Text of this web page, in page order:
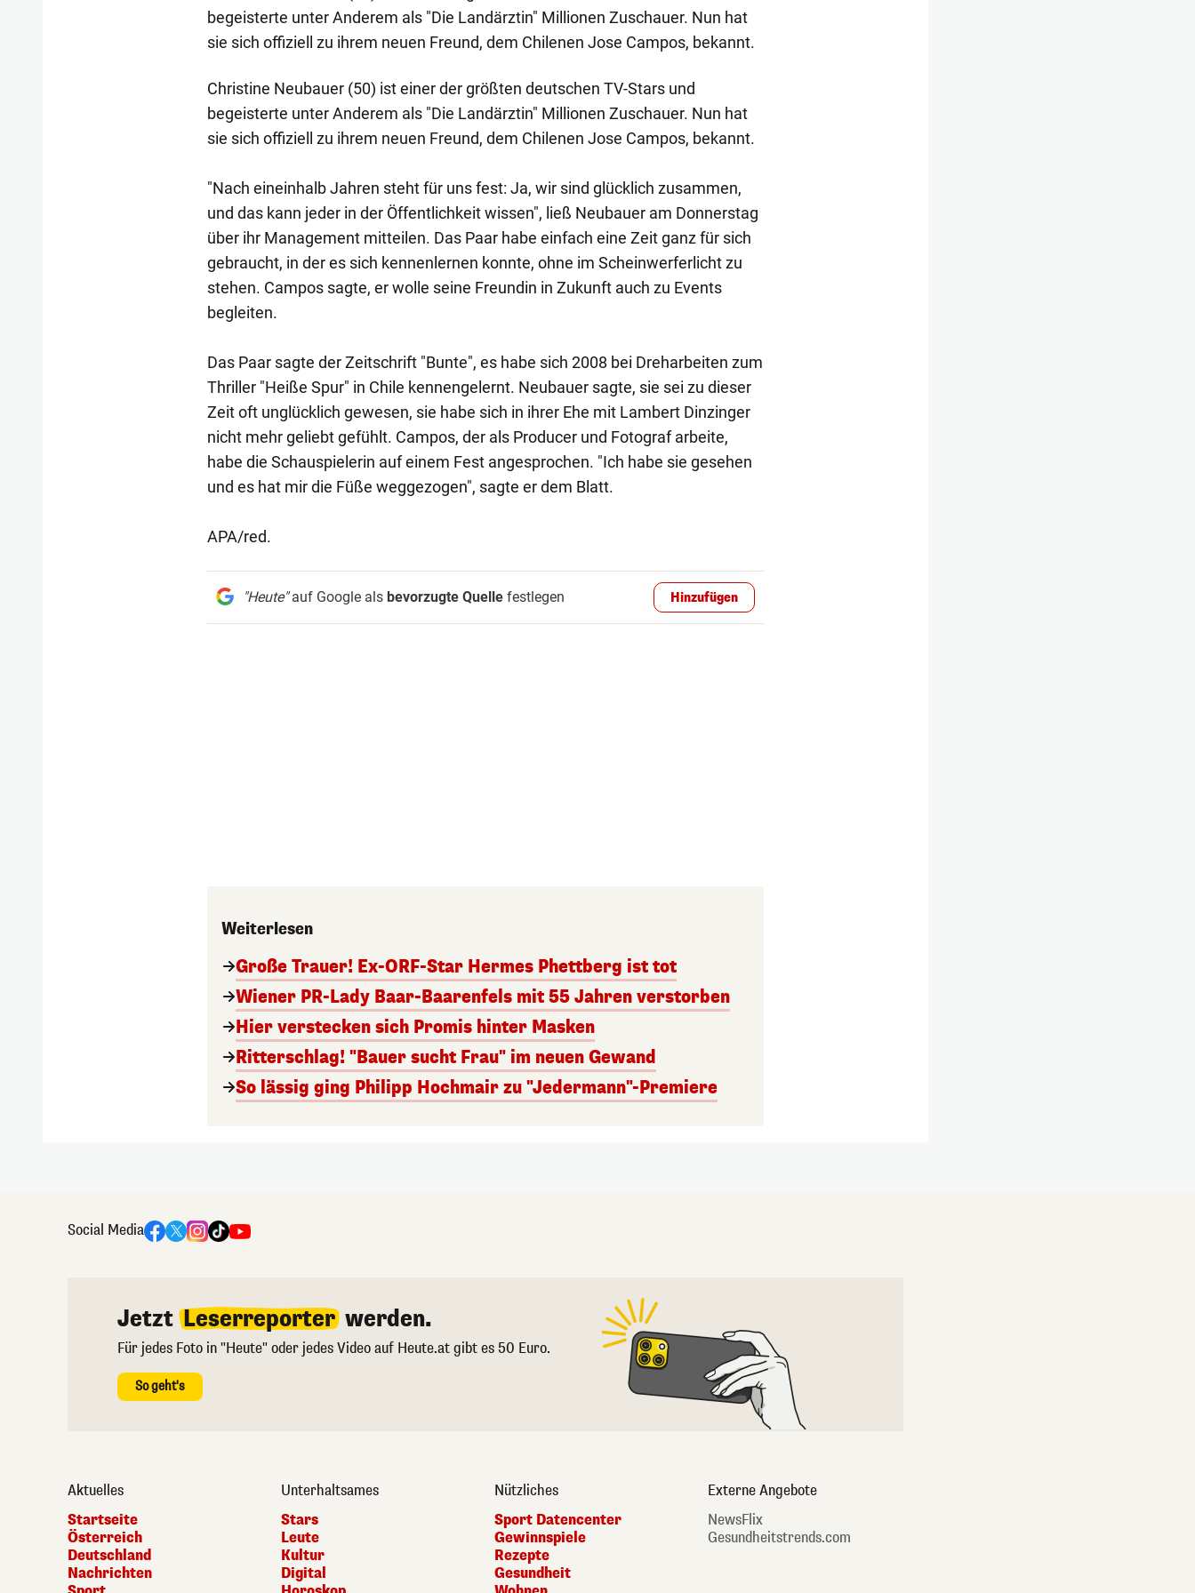
begeisterte unter Anderem als "Die Landärztin" Millionen Zuschauer. Nun hat
sie sich offiziell zu ihrem neuen Freund, dem Chilenen Jose Campos, bekannt.
Christine Neubauer (50) ist einer der größten deutschen TV-Stars und
begeisterte unter Anderem als "Die Landärztin" Millionen Zuschauer. Nun hat
sie sich offiziell zu ihrem neuen Freund, dem Chilenen Jose Campos, bekannt.
"Nach eineinhalb Jahren steht für uns fest: Ja, wir sind glücklich zusammen,
und das kann jeder in der Öffentlichkeit wissen", ließ Neubauer am Donnerstag
über ihr Management mitteilen. Das Paar habe einfach eine Zeit ganz für sich
gebraucht, in der es sich kennenlernen konnte, ohne im Scheinwerferlicht zu
stehen. Campos sagte, er wolle seine Freundin in Zukunft auch zu Events
begleiten.
Das Paar sagte der Zeitschrift "Bunte", es habe sich 2008 bei Dreharbeiten zum
Thriller "Heiße Spur" in Chile kennengelernt. Neubauer sagte, sie sei zu dieser
Zeit oft unglücklich gewesen, sie habe sich in ihrer Ehe mit Lambert Dinzinger
nicht mehr geliebt gefühlt. Campos, der als Producer und Fotograf arbeite,
habe die Schauspielerin auf einem Fest angesprochen. "Ich habe sie gesehen
und es hat mir die Füße weggezogen", sagte er dem Blatt.
APA/red.
"Heute"auf Google als bevorzugte Quellefestlegen Hinzufügen
Weiterlesen
Große Trauer! Ex-ORF-Star Hermes Phettberg ist tot
Wiener PR-Lady Baar-Baarenfels mit 55 Jahren verstorben
Hier verstecken sich Promis hinter Masken
Ritterschlag! "Bauer sucht Frau" im neuen Gewand
So lässig ging Philipp Hochmair zu "Jedermann"-Premiere
Social Media
Jetzt Leserreporter werden.
Für jedes Foto in "Heute" oder jedes Video auf Heute.at gibt es 50 Euro.
So geht's
Aktuelles
Startseite
Österreich
Deutschland
Nachrichten
Unterhaltsames
Stars
Leute
Kultur
Digital
Nützliches
Sport Datencenter
Gewinnspiele
Rezepte
Gesundheit
Externe Angebote
NewsFlix
Gesundheitstrends.com